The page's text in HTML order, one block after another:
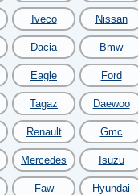
Iveco Nissan
Dacia Bmw
Eagle Ford
Tagaz Daewoo
Renault Gmc
Mercedes Isuzu
Faw Hyundai